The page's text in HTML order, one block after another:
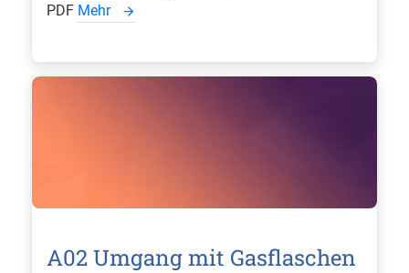
PDF Mehr
A02 Umgang mit Gasflaschen